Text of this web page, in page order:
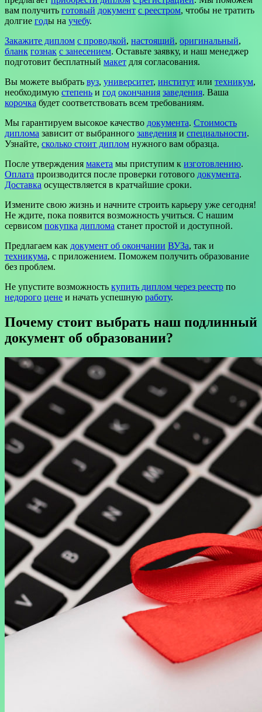
вам получить готовый документ с реестром, чтобы не тратить
долгие годы на учебу.
Закажите диплом с проводкой, настоящий, оригинальный,
бланк гознак с занесением. Оставьте заявку, и наш менеджер
подготовит бесплатный макет для согласования.
Вы можете выбрать вуз, университет, институт или техникум,
необходимую степень и год окончания заведения. Ваша
корочка будет соответствовать всем требованиям.
Мы гарантируем высокое качество документа. Стоимость
диплома зависит от выбранного заведения и специальности.
Узнайте, сколько стоит диплом нужного вам образца.
После утверждения макета мы приступим к изготовлению.
Оплата производится после проверки готового документа.
Доставка осуществляется в кратчайшие сроки.
Измените свою жизнь и начните строить карьеру уже сегодня!
Не ждите, пока появится возможность учиться. С нашим
сервисом покупка диплома станет простой и доступной.
Предлагаем как документ об окончании ВУЗа, так и
техникума, с приложением. Поможем получить образование
без проблем.
Не упустите возможность купить диплом через реестр по
недорого цене и начать успешную работу.
Почему стоит выбрать наш подлинный
документ об образовании?